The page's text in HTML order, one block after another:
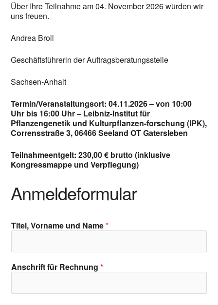
Über Ihre Teilnahme am 04. November 2026 würden wir
uns freuen.
Andrea Broll
Geschäftsführerin der Auftragsberatungsstelle
Sachsen-Anhalt
Termin/Veranstaltungsort: 04.11.2026 – von 10:00
Uhr bis 16:00 Uhr – Leibniz-Institut für
Pflanzengenetik und Kulturpflanzen-forschung (IPK),
Corrensstraße 3, 06466 Seeland OT Gatersleben
Teilnahmeentgelt: 230,00 € brutto (inklusive
Kongressmappe und Verpflegung)
Anmeldeformular
Titel, Vorname und Name*
Anschrift für Rechnung*